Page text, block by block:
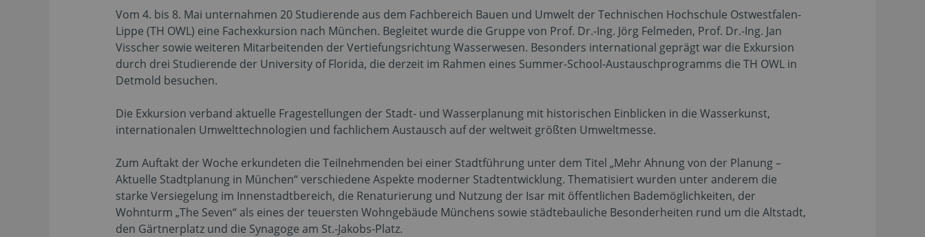
Vom 4. bis 8. Mai unternahmen 20 Studierende aus dem Fachbereich Bauen und Umwelt der Technischen Hochschule Ostwestfalen-
Lippe (TH OWL) eine Fachexkursion nach München. Begleitet wurde die Gruppe von Prof. Dr.-Ing. Jörg Felmeden, Prof. Dr.-Ing. Jan
Visscher sowie weiteren Mitarbeitenden der Vertiefungsrichtung Wasserwesen. Besonders international geprägt war die Exkursion
durch drei Studierende der University of Florida, die derzeit im Rahmen eines Summer-School-Austauschprogramms die TH OWL in
Detmold besuchen.
Die Exkursion verband aktuelle Fragestellungen der Stadt- und Wasserplanung mit historischen Einblicken in die Wasserkunst,
internationalen Umwelttechnologien und fachlichem Austausch auf der weltweit größten Umweltmesse.
Zum Auftakt der Woche erkundeten die Teilnehmenden bei einer Stadtführung unter dem Titel „Mehr Ahnung von der Planung –
Aktuelle Stadtplanung in München“ verschiedene Aspekte moderner Stadtentwicklung. Thematisiert wurden unter anderem die
starke Versiegelung im Innenstadtbereich, die Renaturierung und Nutzung der Isar mit öffentlichen Bademöglichkeiten, der
Wohnturm „The Seven“ als eines der teuersten Wohngebäude Münchens sowie städtebauliche Besonderheiten rund um die Altstadt,
den Gärtnerplatz und die Synagoge am St.-Jakobs-Platz.